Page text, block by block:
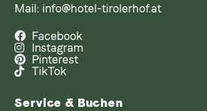
Mail: info@hotel-tirolerhof.at
Facebook
Instagram
Pinterest
TikTok
Service & Buchen